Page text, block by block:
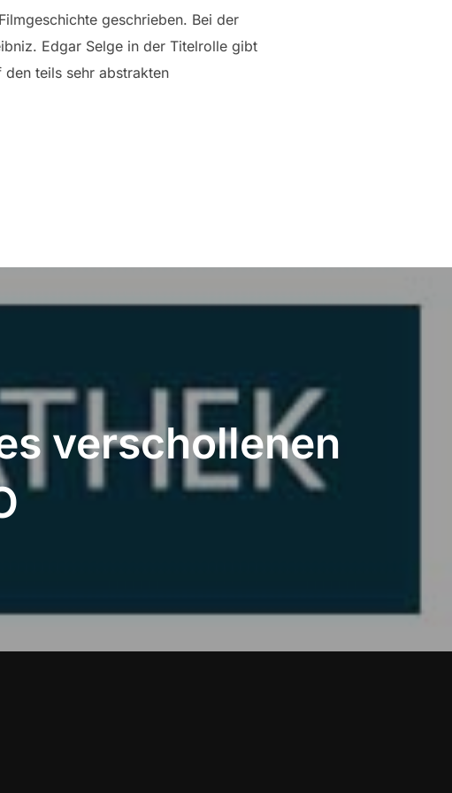
geschrieben. Bei der
Edgar Selge in der Titelrolle gibt
teils sehr abstrakten
verschollenen